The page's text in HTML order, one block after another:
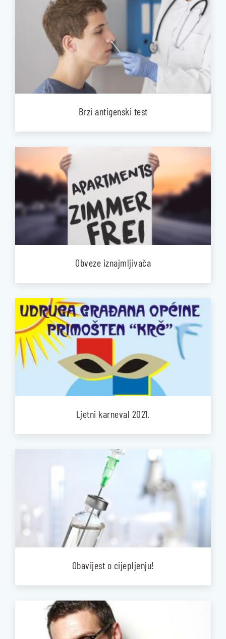
Brzi antigenski test
Obveze iznajmljivača
Ljetni karneval 2021.
Obavijest o cijepljenju!